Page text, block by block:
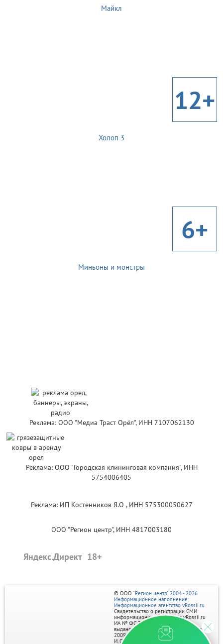
Майкл
12+
Холоп 3
6+
Миньоны и монстры
Реклама: ООО "Медиа Траст Орёл", ИНН 7107062130
Реклама: ООО "Городская клининговая компания", ИНН
5754006405
Реклама: ИП Костенников Я.О , ИНН 575300050627
ООО "Регион центр", ИНН 4817003180
Яндекс.Директ
© ООО "Регион центр" 2004 - 2026
Информационное наполнение:
Информационное агентство vRossii.ru
Свидетельство о регистрации СМИ
информационного агентства vRossii.ru
ИА № ФС 77‑35502
выдано РОСКОМНАДЗОРом 04 марта
2009г.
И. О. Главного редактора Нарыков А. Н.